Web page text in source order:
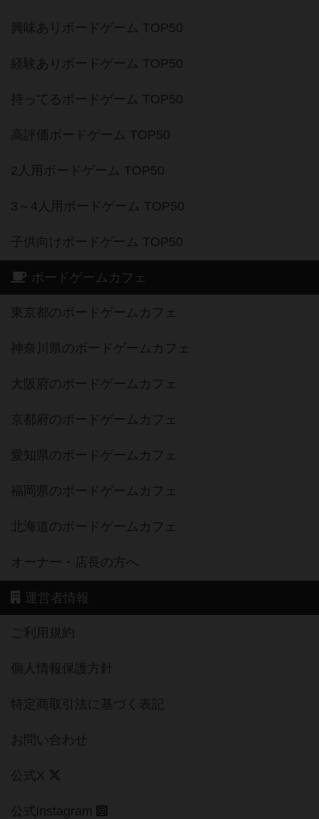
興味ありボードゲーム TOP50
経験ありボードゲーム TOP50
持ってるボードゲーム TOP50
高評価ボードゲーム TOP50
2人用ボードゲーム TOP50
3～4人用ボードゲーム TOP50
子供向けボードゲーム TOP50
ボードゲームカフェ
東京都のボードゲームカフェ
神奈川県のボードゲームカフェ
大阪府のボードゲームカフェ
京都府のボードゲームカフェ
愛知県のボードゲームカフェ
福岡県のボードゲームカフェ
北海道のボードゲームカフェ
オーナー・店長の方へ
運営者情報
ご利用規約
個人情報保護方針
特定商取引法に基づく表記
お問い合わせ
公式X
公式instagram